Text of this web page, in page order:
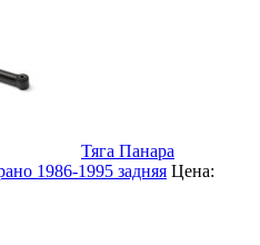
Тяга Панара
1986-1995 задняя Цена: